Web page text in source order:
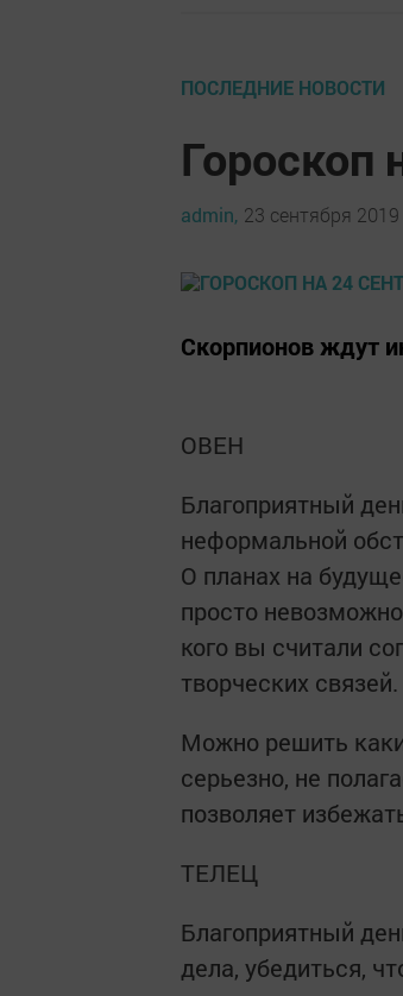
ПОСЛЕДНИЕ НОВОСТИ
Гороскоп
admin, 23 сентября
Скорпионов ждут
ОВЕН
Благоприятный
неформальной
О планах на
просто
кого вы считали
творческих связей.
Можно решить
серьезно, не
позволяет
ТЕЛЕЦ
Благоприятный
дела, убедиться,